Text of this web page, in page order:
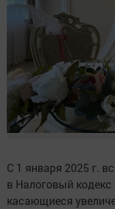
С 1 января 2025 г.
в Налоговый
касающиеся